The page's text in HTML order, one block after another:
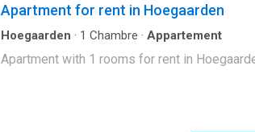
Apartment for rent in Hoegaarden
Hoegaarden · 1 Chambre · Appartement
Apartment with 1 rooms for rent in